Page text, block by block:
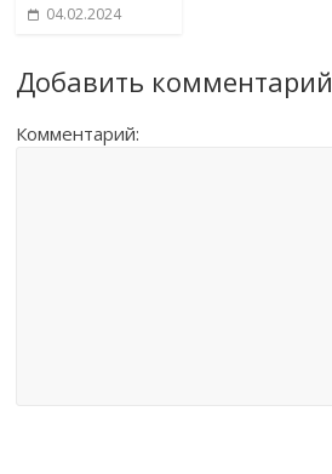
04.02.2024
Добавить комментарий
Комментарий: